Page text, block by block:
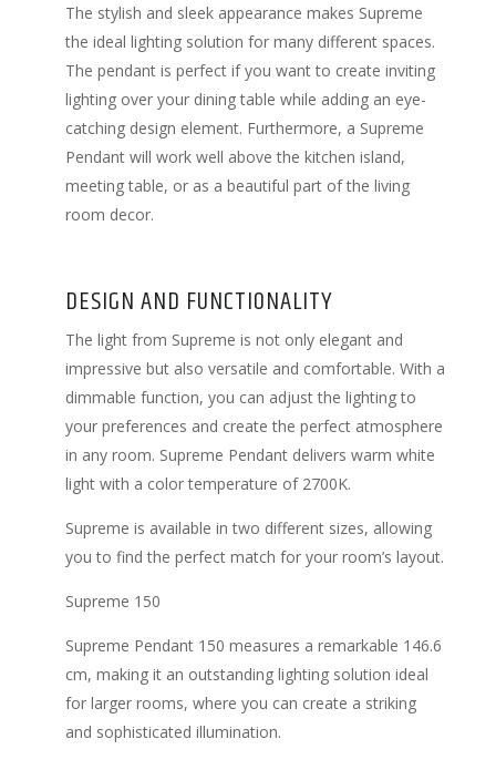
The stylish and sleek appearance makes Supreme
the ideal lighting solution for many different spaces.
The pendant is perfect if you want to create inviting
lighting over your dining table while adding an eye-
catching design element. Furthermore, a Supreme
Pendant will work well above the kitchen island,
meeting table, or as a beautiful part of the living
room decor.
DESIGN AND FUNCTIONALITY
The light from Supreme is not only elegant and
impressive but also versatile and comfortable. With a
dimmable function, you can adjust the lighting to
your preferences and create the perfect atmosphere
in any room. Supreme Pendant delivers warm white
light with a color temperature of 2700K.
Supreme is available in two different sizes, allowing
you to find the perfect match for your room’s layout.
Supreme 150
Supreme Pendant 150 measures a remarkable 146.6
cm, making it an outstanding lighting solution ideal
for larger rooms, where you can create a striking
and sophisticated illumination.